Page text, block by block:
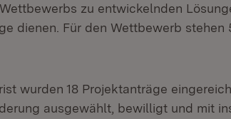
zu entwickelnden
dienen. Für den Wettbewerb stehen
wurden 18 Projektanträge
ausgewählt, bewilligt und mit